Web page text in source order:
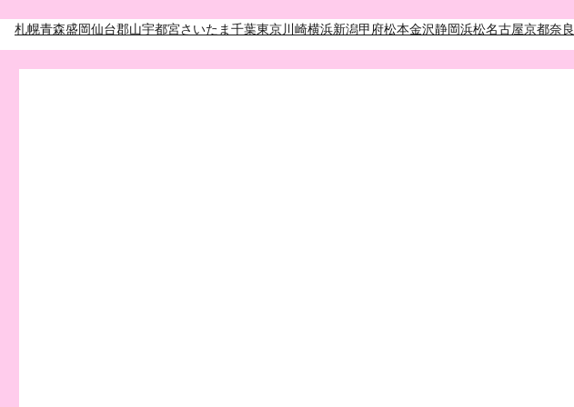
札幌青森盛岡仙台郡山宇都宮さいたま千葉東京川崎横浜新潟甲府松本金沢静岡浜松名古屋京都奈良